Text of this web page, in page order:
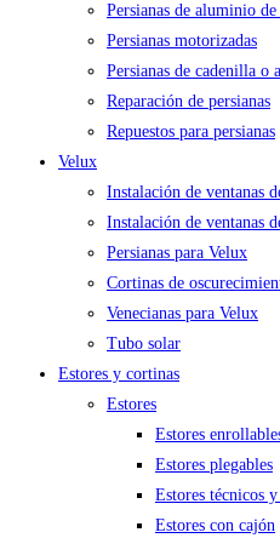
Persianas de aluminio
Persianas motorizadas
Persianas de cadenilla o
Reparación de persianas
Repuestos para persianas
Velux
Instalación de ventanas
Instalación de ventanas
Persianas para Velux
Cortinas de
Venecianas para Velux
Tubo solar
Estores y cortinas
Estores
Estores
Estores plegables
Estores técnicos
Estores con cajón